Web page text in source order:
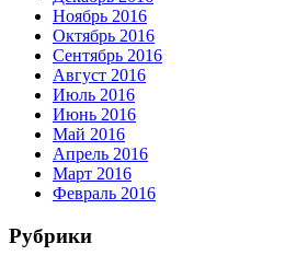
Ноябрь 2016
Октябрь 2016
Сентябрь 2016
Август 2016
Июль 2016
Июнь 2016
Май 2016
Апрель 2016
Март 2016
Февраль 2016
Рубрики